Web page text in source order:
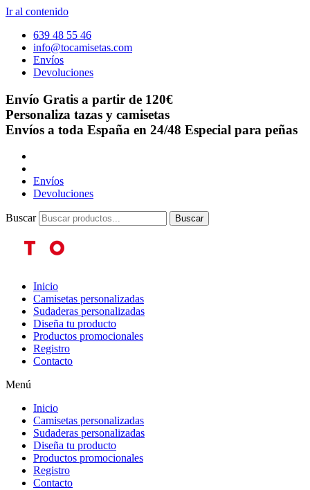
Ir al contenido
639 48 55 46
info@tocamisetas.com
Envíos
Devoluciones
Envío Gratis a partir de 120€
Personaliza tazas y camisetas
Envíos a toda España en 24/48 Especial para peñas
Envíos
Devoluciones
Buscar Buscar
Inicio
Camisetas personalizadas
Sudaderas personalizadas
Diseña tu producto
Productos promocionales
Registro
Contacto
Menú
Inicio
Camisetas personalizadas
Sudaderas personalizadas
Diseña tu producto
Productos promocionales
Registro
Contacto